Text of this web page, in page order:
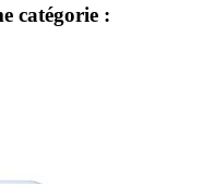
catégorie :